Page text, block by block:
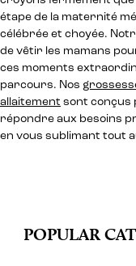
étape de la maternité
célébrée et choyée.
de vêtir les mamans
ces moments
parcours. Nos
allaitement sont conçus
répondre aux besoins
en vous sublimant tout
POPULAR